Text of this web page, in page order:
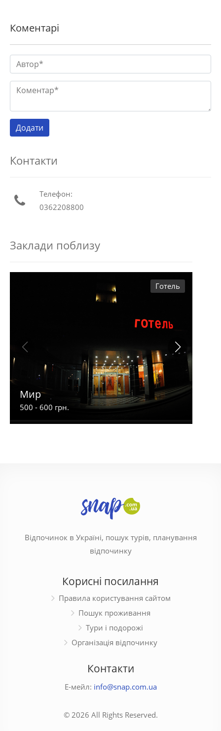
Коментарі
Контакти
Телефон:
0362208800
Заклади поблизу
Готель
Мир
500 - 600 грн.
Відпочинок в Україні, пошук турів, планування
відпочинку
Корисні посилання
Правила користування сайтом
Пошук проживання
Тури і подорожі
Організація відпочинку
Контакти
Е-мейл: info@snap.com.ua
© 2026 All Rights Reserved.